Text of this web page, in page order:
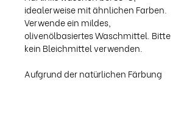
idealerweise mit ähnlichen Farben.
Verwende ein mildes,
olivenölbasiertes Waschmittel. Bitte
kein Bleichmittel verwenden.
Aufgrund der natürlichen Färbung